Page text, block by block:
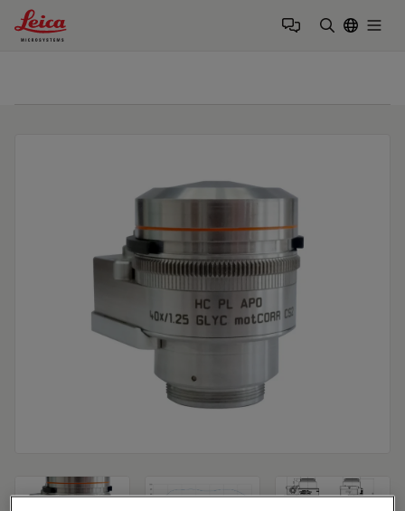
Leica Microsystems Logo